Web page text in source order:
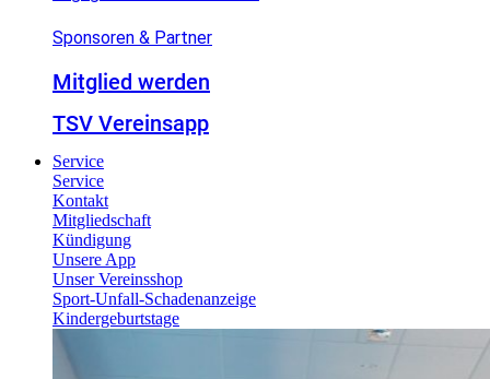
Sponsoren & Partner
Mitglied werden
TSV Vereinsapp
Service
Service
Kontakt
Mitgliedschaft
Kündigung
Unsere App
Unser Vereinsshop
Sport-Unfall-Schadenanzeige
Kindergeburtstage